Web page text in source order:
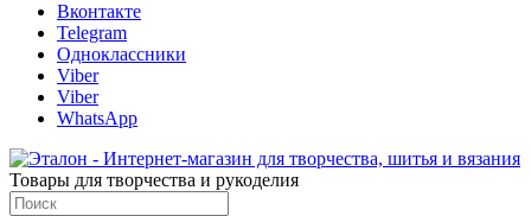
Вконтакте
Telegram
Одноклассники
Viber
Viber
WhatsApp
Товары для творчества и рукоделия